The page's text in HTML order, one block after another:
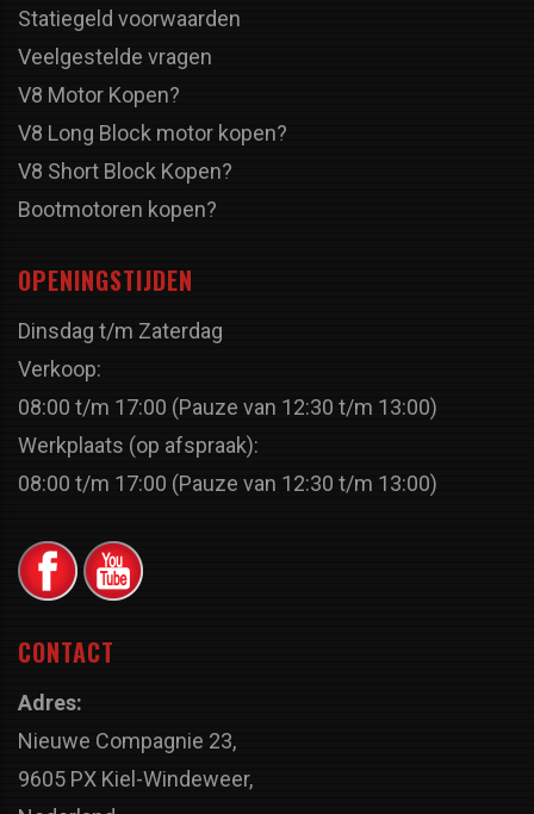
Statiegeld voorwaarden
Veelgestelde vragen
V8 Motor Kopen?
V8 Long Block motor kopen?
V8 Short Block Kopen?
Bootmotoren kopen?
OPENINGSTIJDEN
Dinsdag t/m Zaterdag
Verkoop:
08:00 t/m 17:00 (Pauze van 12:30 t/m 13:00)
Werkplaats (op afspraak):
08:00 t/m 17:00 (Pauze van 12:30 t/m 13:00)
CONTACT
Adres:
Nieuwe Compagnie 23,
9605 PX Kiel-Windeweer,